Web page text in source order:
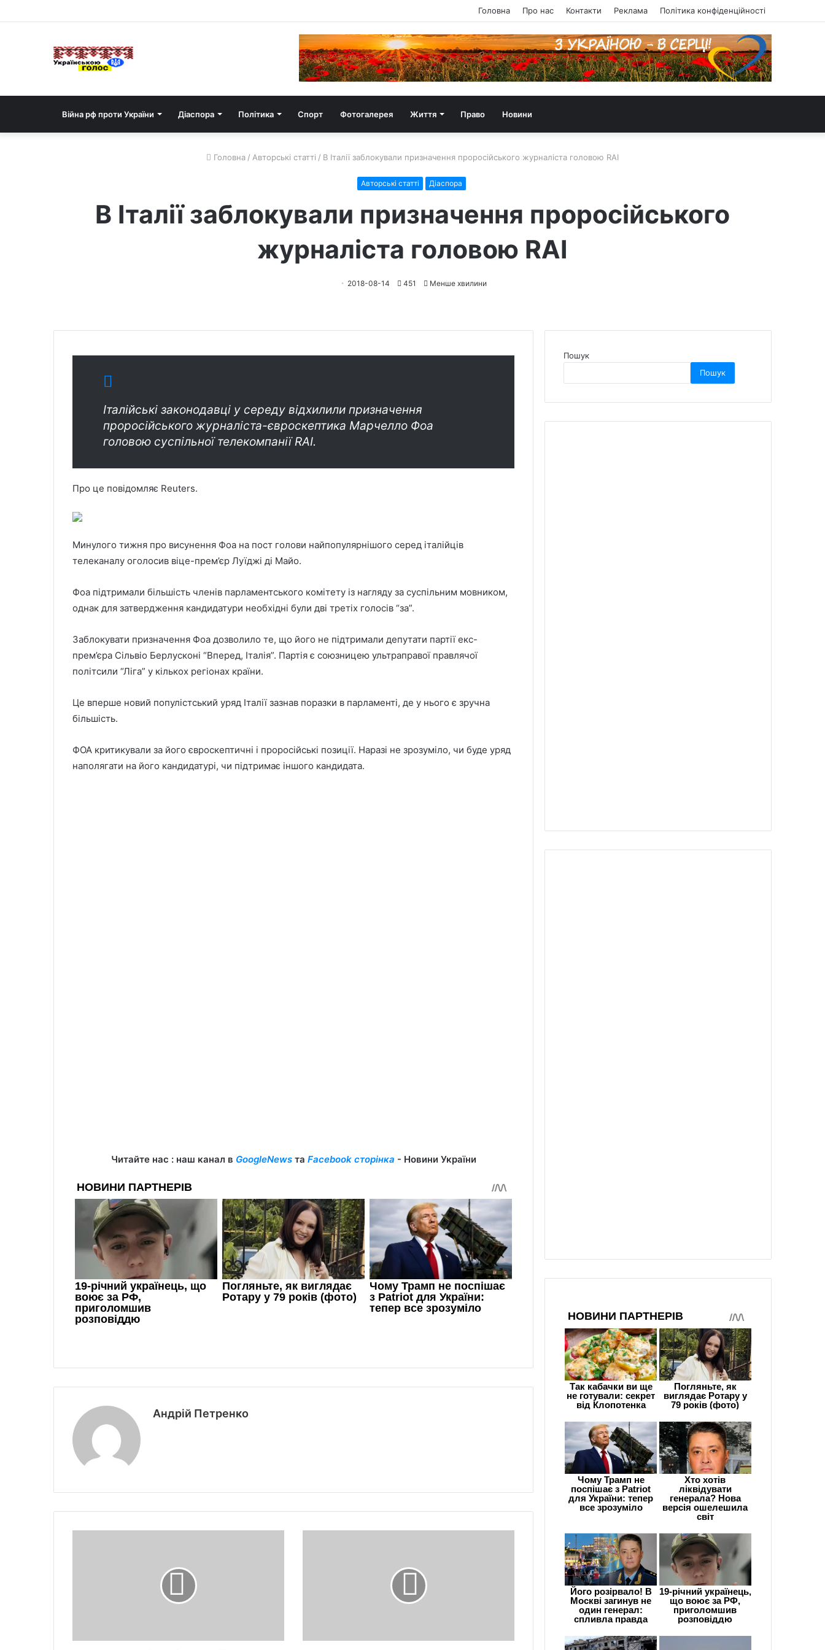
Головна Про нас Контакти Реклама Політика конфіденційності
Війна рф проти України Діаспора Політика Спорт Фотогалерея Життя Право Новини
Головна / Авторські статті / В Італії заблокували призначення проросійського журналіста головою RAI
Авторські статті Діаспора
В Італії заблокували призначення проросійського
журналіста головою RAI
2018-08-14 451 Менше хвилини
Італійські законодавці у середу відхилили призначення
проросійського журналіста-євроскептика Марчелло Фоа
головою суспільної телекомпанії RAI.
Про це повідомляє Reuters.
Минулого тижня про висунення Фоа на пост голови найпопулярнішого серед італійців
телеканалу оголосив віце-прем’єр Луїджі ді Майо.
Фоа підтримали більшість членів парламентського комітету із нагляду за суспільним мовником,
однак для затвердження кандидатури необхідні були дві третіх голосів “за”.
Заблокувати призначення Фоа дозволило те, що його не підтримали депутати партії екс-
прем’єра Сільвіо Берлусконі “Вперед, Італія”. Партія є союзницею ультраправої правлячої
політсили “Ліга” у кількох регіонах країни.
Це вперше новий популістський уряд Італії зазнав поразки в парламенті, де у нього є зручна
більшість.
ФОА критикували за його євроскептичні і проросійські позиції. Наразі не зрозуміло, чи буде уряд
наполягати на його кандидатурі, чи підтримає іншого кандидата.
Читайте нас : наш канал в GoogleNewsта Facebook сторінка - Новини України
Андрій Петренко
Пошук
Пошук